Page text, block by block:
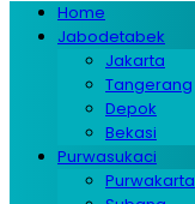
Home
Jabodetabek
Jakarta
Tangerang
Depok
Bekasi
Purwasukaci
Purwakarta